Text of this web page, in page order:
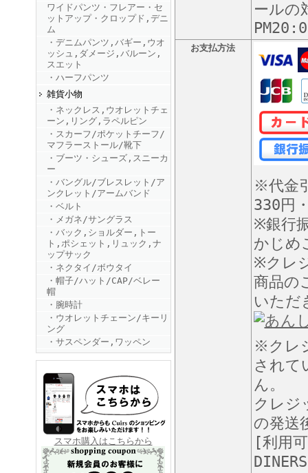
FINEBOYS2025年8月号
FINEBOYS2025年7月号
FINEBOYS2025年6月号
FINEBOYS2025年5月号
ワイドパンツ・フレアー・セ
ットアップ・クロップド,デニ
ム
・デニムパンツ,バギー,ウオ
ッシュ,ダメージ,バルーン,
スエット
・ハーフパンツ
雑貨小物
・ネックレス,ウオレットチェ
ーン,リング,ラペルピン
・スカーフ/ポケットチーフ/
マフラーストール/靴下
・ブーツ・シューズ,スニーカ
ー
・バングル/ブレスレット/ア
ンクレット/アームバンド
・ベルト
・メガネ/サングラス
・バック,ショルダー,トー
ト,ポシェット,リュック,ナ
ップサック
・ネクタイ/ボウタイ
・帽子/ハット/CAP/ベレー
帽
・腕時計
・ウオレットチェーン/キーリ
ング
・サスペンダー,ワッペン
スマホ購入はこちらから
ールの
お支払方法
※代金
330円
※銀行
かじめ
※クレ
商品の
いただ
※クレ
されて
ん。
クレジ
の発送
[利用